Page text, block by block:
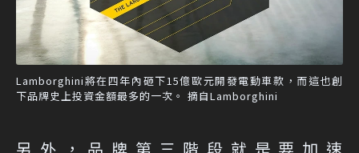
Lamborghini將在四年內砸下15億歐元開發電動車款，而這也創
下品牌史上投資金額最多的一次。 摘自Lamborghini
另外，品牌第三階段就是要加速